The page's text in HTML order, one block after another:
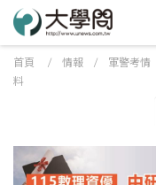
首頁 / 情報 / 軍警考情
料